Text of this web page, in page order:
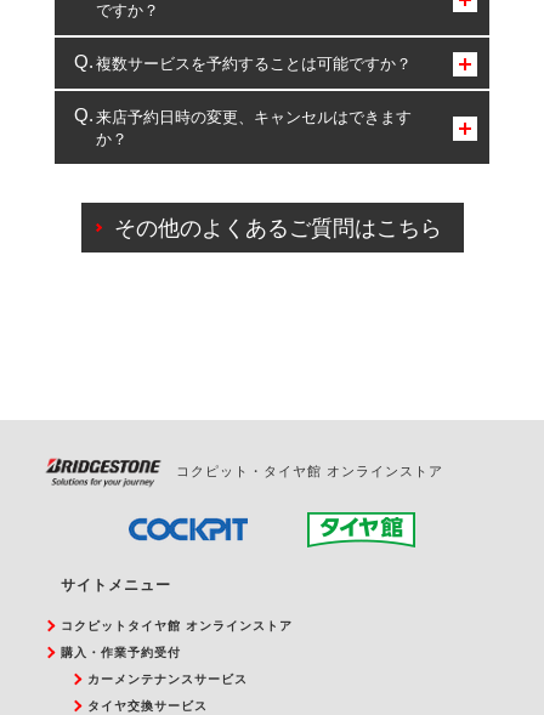
ですか？
コクピット・タイヤ館のみとなります。
複数サービスを予約することは可能ですか？
複数サービスのご予約は可能です。
一部の商品・サービスの組み合わせに限り、同時にご予約が
出来ないものもございます。
来店予約日時の変更、キャンセルはできます
か？
ご来店予約日の3営業日前を過ぎている場合のご予約
の日時変更につきましては、直接ご予約の店舗まで
その他のよくあるご質問はこちら
コクピット・タイヤ館 オンラインストア
サイトメニュー
コクピットタイヤ館 オンラインストア
購入・作業予約受付
カーメンテナンスサービス
タイヤ交換サービス